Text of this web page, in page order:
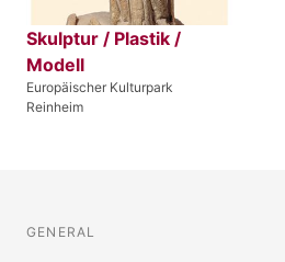
Skulptur / Plastik /
Modell
Europäischer Kulturpark
Reinheim
GENERAL